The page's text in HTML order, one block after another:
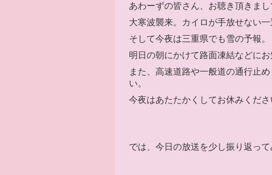
あわーずの皆さん、お聴き頂きまし
大寒波襲来。カイロが手放せない一
そして今夜は三重県でも雪の予報。
明日の朝にかけて路面凍結などにお
また、高速道路や一般道の通行止
い。
今夜はあたたかくしてお休みくださ
では、今日の放送を少し振り返って